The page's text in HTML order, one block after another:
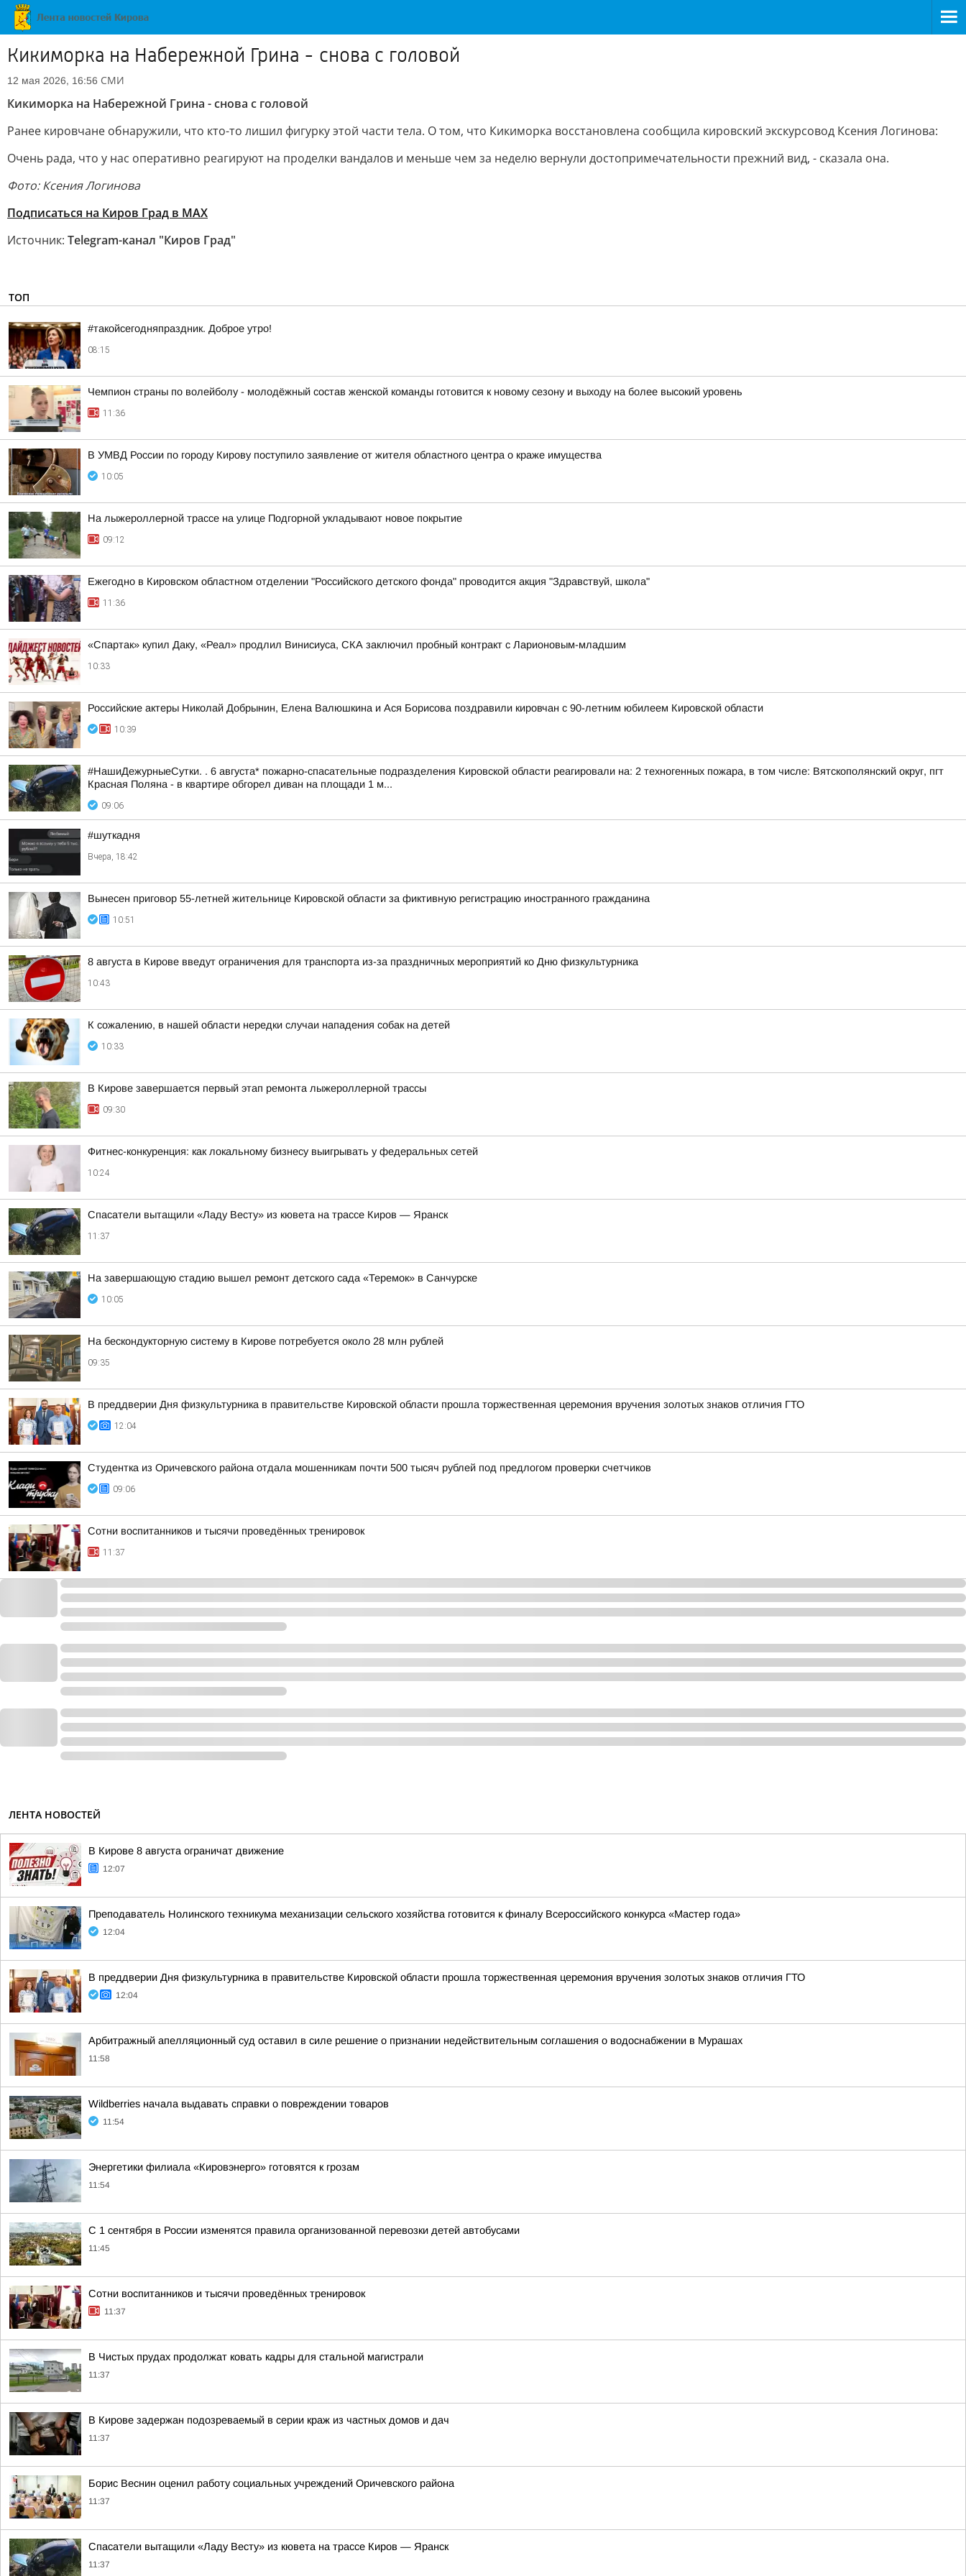
Кикиморка на Набережной Грина - снова с головой
12 мая 2026, 16:56 СМИ
Кикиморка на Набережной Грина - снова с головой
Ранее кировчане обнаружили, что кто-то лишил фигурку этой части тела. О том, что Кикиморка восстановлена сообщила кировский экскурсовод Ксения Логинова:
Очень рада, что у нас оперативно реагируют на проделки вандалов и меньше чем за неделю вернули достопримечательности прежний вид, - сказала она.
Фото: Ксения Логинова
Подписаться на Киров Град в МАХ
Источник: Telegram-канал "Киров Град"
ТОП
#такойсегодняпраздник. Доброе утро!
08:15
Чемпион страны по волейболу - молодёжный состав женской команды готовится к новому сезону и выходу на более высокий уровень
11:36
В УМВД России по городу Кирову поступило заявление от жителя областного центра о краже имущества
10:05
На лыжероллерной трассе на улице Подгорной укладывают новое покрытие
09:12
Ежегодно в Кировском областном отделении "Российского детского фонда" проводится акция "Здравствуй, школа"
11:36
«Спартак» купил Даку, «Реал» продлил Винисиуса, СКА заключил пробный контракт с Ларионовым-младшим
10:33
Российские актеры Николай Добрынин, Елена Валюшкина и Ася Борисова поздравили кировчан с 90-летним юбилеем Кировской области
10:39
#НашиДежурныеСутки. . 6 августа* пожарно-спасательные подразделения Кировской области реагировали на: 2 техногенных пожара, в том числе: Вятскополянский округ, пгт
Красная Поляна - в квартире обгорел диван на площади 1 м...
09:06
#шуткадня
Вчера, 18:42
Вынесен приговор 55-летней жительнице Кировской области за фиктивную регистрацию иностранного гражданина
10:51
8 августа в Кирове введут ограничения для транспорта из-за праздничных мероприятий ко Дню физкультурника
10:43
К сожалению, в нашей области нередки случаи нападения собак на детей
10:33
В Кирове завершается первый этап ремонта лыжероллерной трассы
09:30
Фитнес-конкуренция: как локальному бизнесу выигрывать у федеральных сетей
10:24
Спасатели вытащили «Ладу Весту» из кювета на трассе Киров — Яранск
11:37
На завершающую стадию вышел ремонт детского сада «Теремок» в Санчурске
10:05
На бескондукторную систему в Кирове потребуется около 28 млн рублей
09:35
В преддверии Дня физкультурника в правительстве Кировской области прошла торжественная церемония вручения золотых знаков отличия ГТО
12:04
Студентка из Оричевского района отдала мошенникам почти 500 тысяч рублей под предлогом проверки счетчиков
09:06
Сотни воспитанников и тысячи проведённых тренировок
11:37
ЛЕНТА НОВОСТЕЙ
В Кирове 8 августа ограничат движение
12:07
Преподаватель Нолинского техникума механизации сельского хозяйства готовится к финалу Всероссийского конкурса «Мастер года»
12:04
В преддверии Дня физкультурника в правительстве Кировской области прошла торжественная церемония вручения золотых знаков отличия ГТО
12:04
Арбитражный апелляционный суд оставил в силе решение о признании недействительным соглашения о водоснабжении в Мурашах
11:58
Wildberries начала выдавать справки о повреждении товаров
11:54
Энергетики филиала «Кировэнерго» готовятся к грозам
11:54
С 1 сентября в России изменятся правила организованной перевозки детей автобусами
11:45
Сотни воспитанников и тысячи проведённых тренировок
11:37
В Чистых прудах продолжат ковать кадры для стальной магистрали
11:37
В Кирове задержан подозреваемый в серии краж из частных домов и дач
11:37
Борис Веснин оценил работу социальных учреждений Оричевского района
11:37
Спасатели вытащили «Ладу Весту» из кювета на трассе Киров — Яранск
11:37